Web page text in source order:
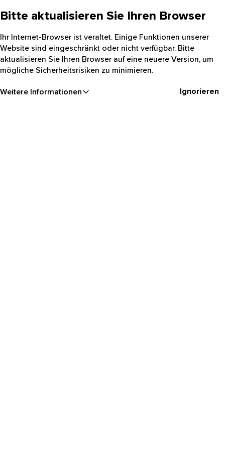
Bitte aktualisieren Sie Ihren Browser
Ihr Internet-Browser ist veraltet. Einige Funktionen unserer
Website sind eingeschränkt oder nicht verfügbar. Bitte
aktualisieren Sie Ihren Browser auf eine neuere Version, um
mögliche Sicherheitsrisiken zu minimieren.
Weitere Informationen Ignorieren